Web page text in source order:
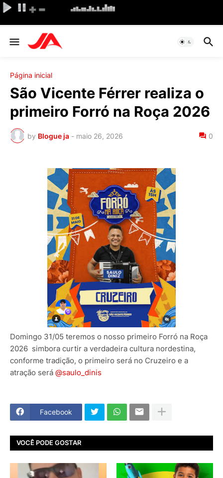
Página inicial
São Vicente Férrer realiza o
primeiro Forró na Roça 2026
by Blogue ja - maio 26, 2026 0
Domingo 31/05 teremos o nosso primeiro Forró na Roça
2026 simbora curtir a verdadeira cultura nordestina,
conforme tradição, o primeiro será no Cruzeiro e a
atração será @saulo_dinis
Facebook
VOCÊ PODE GOSTAR